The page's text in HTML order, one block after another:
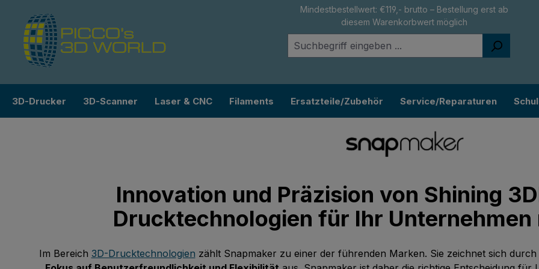
Hauptinhalt springen
Zur Suche springen
Zur Hauptnavigation springen
Mindestbestellwert: €119,- brutto – Bestellung erst ab
diesem Warenkorbwert möglich
3D-Drucker 3D-Scanner Laser & CNC Filaments Ersatzteile/Zubehör Service/Reparaturen
Innovation und Präzision von Shining
Drucktechnologien für Ihr Unternehmen
Im Bereich 3D-Drucktechnologien zählt Snapmaker zu einer der führenden Marken. Sie zeichnet sich